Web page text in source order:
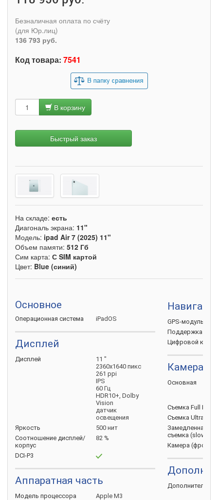
Безналичная оплата по счёту
(для Юр.лиц)
136 793 руб.
Код товара: 7541
В корзину
Быстрый заказ
На складе: есть
Диагональ экрана: 11"
Модель: ipad Air 7 (2025) 11"
Объем памяти: 512 Гб
Сим карта: С SIM картой
Цвет: Blue (синий)
Основное
Операционная система iPadOS
Дисплей
Дисплей
11 "
2360х1640 пикс
261 ppi
IPS
60 Гц
HDR10+, Dolby
Vision
датчик
освещения
Яркость
500 нит
Соотношение дисплей/
корпус
82 %
DCI-P3
Аппаратная часть
Модель процессора Apple M3
GPS-модуль
Поддержка
Цифровой
Камера
Основная
Съемка Full HD
Съемка Ultra HD
Замедленная
съемка (slow-
Камера
Дополнительно